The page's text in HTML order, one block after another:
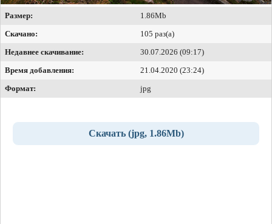
Размер:
1.86Mb
Скачано:
105 раз(а)
Недавнее скачивание:
30.07.2026 (09:17)
Время добавления:
21.04.2020 (23:24)
Формат:
jpg
Скачать (jpg, 1.86Mb)